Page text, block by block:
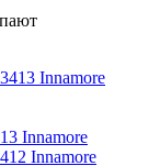
Innamore